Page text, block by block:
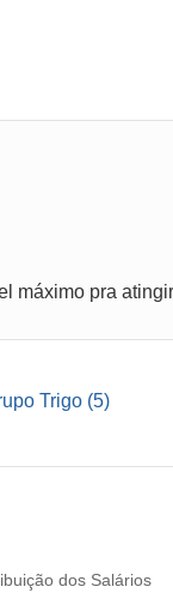
Trigo (5)
dos Salários